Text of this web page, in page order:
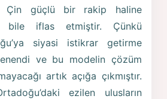
Çin güçlü bir rakip haline
bile iflas etmiştir. Çünkü
siyasi istikrar getirme
ve bu modelin çözüm
artık açığa çıkmıştır.
ezilen ulusların